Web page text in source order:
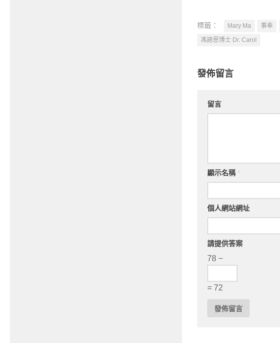
標籤： Mary Ma 事奉
馮廸恩博士 Dr. Carol
發佈留言
留言
顯示名稱
個人網站網址
請提供答案
78 −
= 72